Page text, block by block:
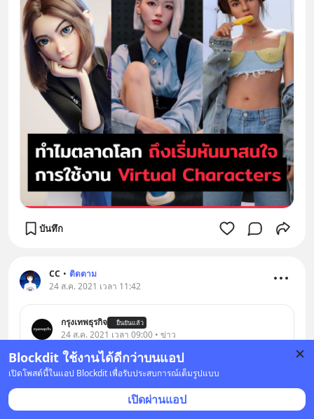
Blockdit ใช้งานได้ดีกว่าบนแอป
เปิดโพสต์นี้ในแอป Blockdit เพื่อรับประสบการณ์เต็มรูปแบบ
เปิดผ่านแอป
บันทึก
CC • ติดตาม
24 ส.ค. 2021 เวลา 11:42
กรุงเทพธุรกิจ ยืนยันแล้ว
24 ส.ค. 2021 เวลา 09:00 • ข่าว
ปลดแอก ‘พืชกระท่อม’ ผลทางสังคมและผลทาง
ในที่สุด 'พืชกระท่อม' ไม่ใช่สิ่งที่ผิดกฎหมายอีกต่อไป